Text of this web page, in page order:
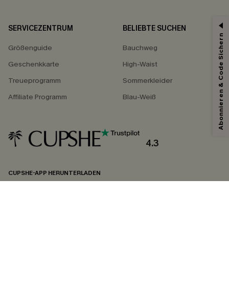
SERVICEZENTRUM
Größenguide
Geschenkkarte
Treueprogramm
Affiliate Programm
BELIEBTE SUCHEN
Bauchweg
High-Waist
Sommerkleider
Blau-Weiß
4.3
CUPSHE-APP HERUNTERLADEN
15% ERHALTEN
15% ohne MBW für E-Mail-Abonnenten.
*Ein Code pro Bestellung. Jeder Code ist einmal gültig.
undDatenschutzbestimmungen. Sie können sich jederzeit abmelden.
Abonnieren & Code Sichern